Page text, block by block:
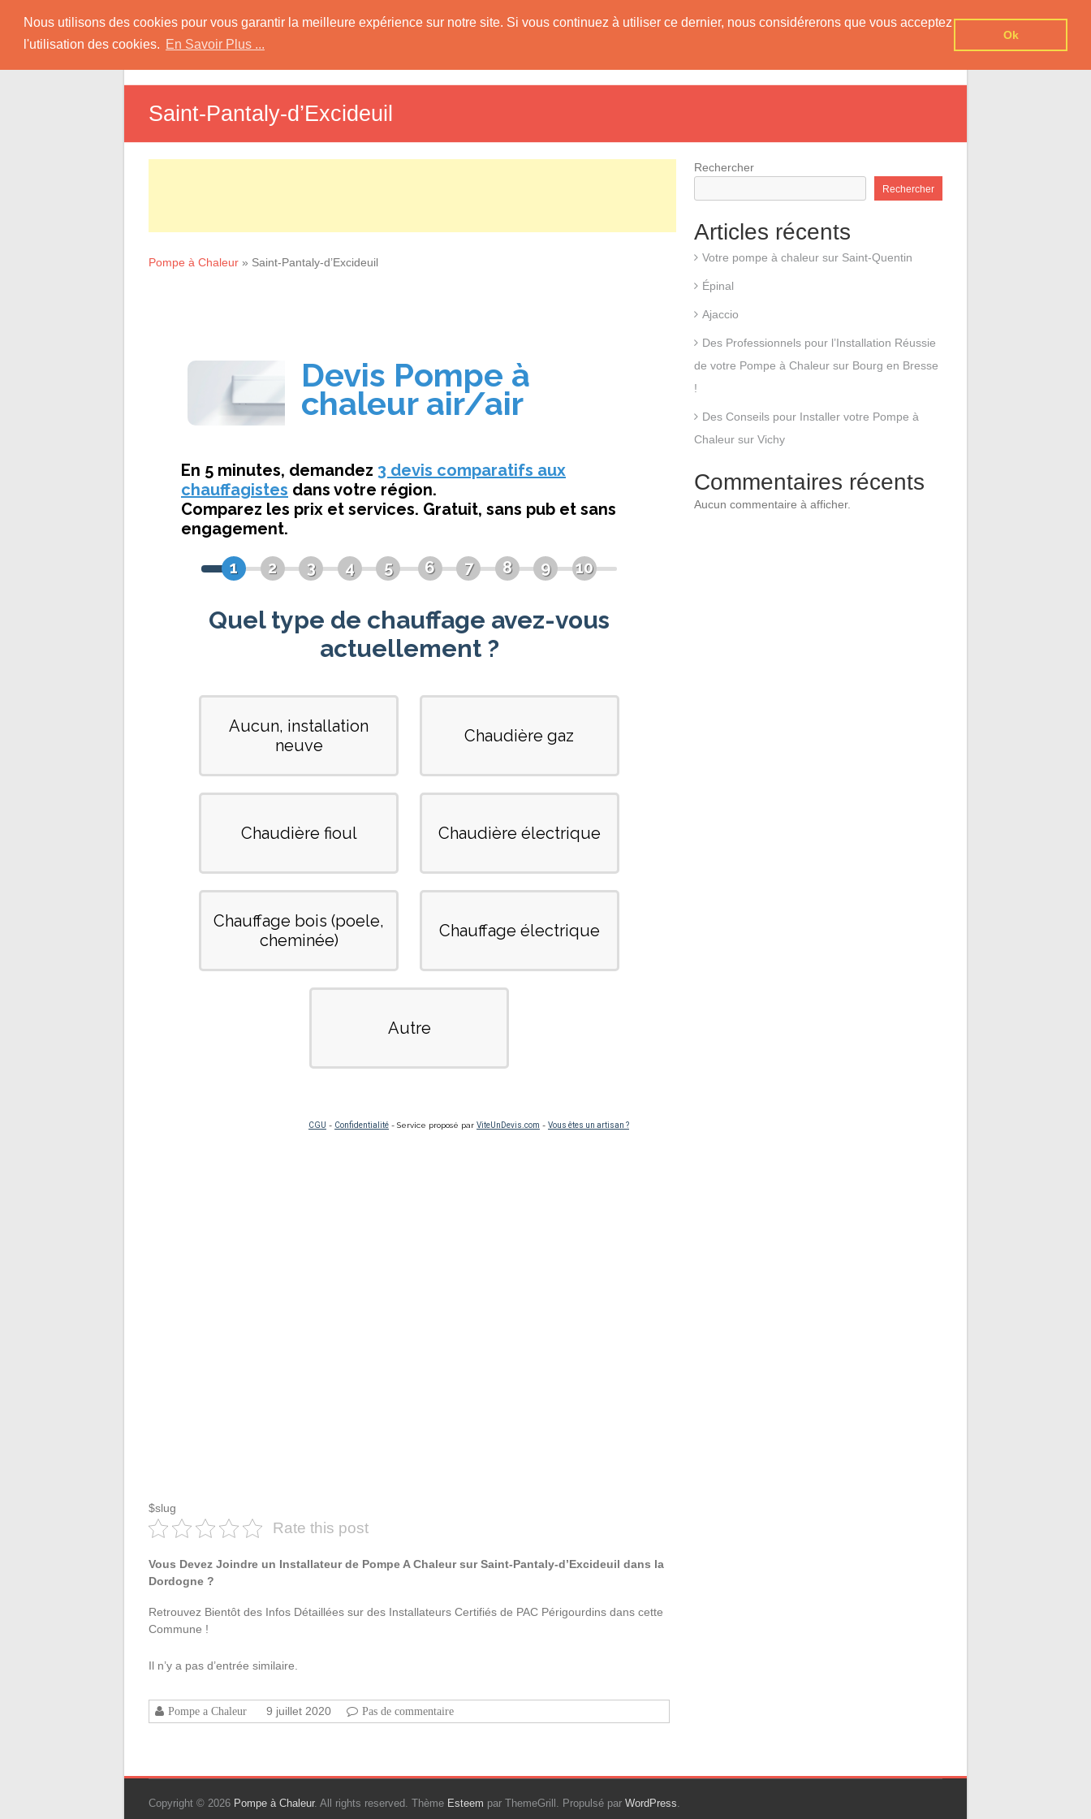
Nous utilisons des cookies pour vous garantir la meilleure expérience sur notre site. Si vous continuez à utiliser ce dernier, nous considérerons que vous acceptez
l'utilisation des cookies. En Savoir Plus ...
Ok
content
Pompe à Chaleur
Informations sur les Pompes à Chaleur
Saint-Pantaly-d’Excideuil
Pompe à Chaleur » Saint-Pantaly-d’Excideuil
$slug
Rate this post
Vous Devez Joindre un Installateur de Pompe A Chaleur sur Saint-Pantaly-d’Excideuil dans la
Dordogne ?
Retrouvez Bientôt des Infos Détaillées sur des Installateurs Certifiés de PAC Périgourdins dans cette
Commune !
Il n’y a pas d’entrée similaire.
Pompe a Chaleur 9 juillet 2020 Pas de commentaire
Rechercher
Rechercher
Articles récents
Votre pompe à chaleur sur Saint-Quentin
Épinal
Ajaccio
Des Professionnels pour l’Installation Réussie
de votre Pompe à Chaleur sur Bourg en Bresse
!
Des Conseils pour Installer votre Pompe à
Chaleur sur Vichy
Commentaires récents
Aucun commentaire à afficher.
Copyright © 2026 Pompe à Chaleur. All rights reserved. Thème Esteem par ThemeGrill. Propulsé par WordPress.